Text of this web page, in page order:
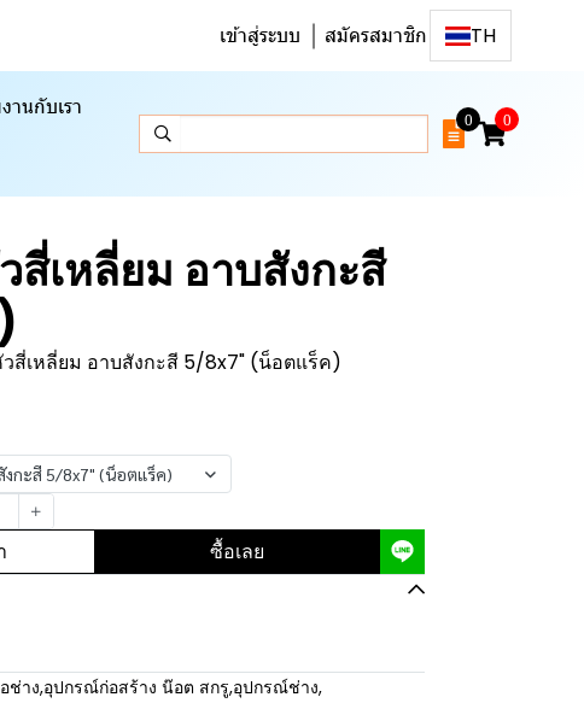
เข้าสู่ระบบ สมัครสมาชิก TH
านกับเรา
0 0
เหลี่ยม อาบสังกะสี
สี่เหลี่ยม อาบสังกะสี 5/8x7" (น็อตแร็ค)
กะสี 5/8x7" (น็อตแร็ค)
ซื้อเลย
ช่าง,อุปกรณ์ก่อสร้าง น๊อต สกรู,อุปกรณ์ช่าง,